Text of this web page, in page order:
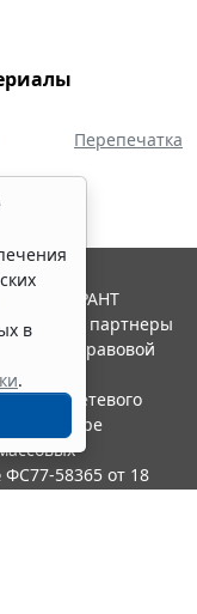
Перепечатка
в
.
ГАРАНТ
и ее партнеры
правовой
сетевого
в сфере
58365 от 18